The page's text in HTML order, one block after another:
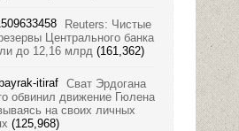
Reuters: Чистые
Центрального банка
до 12,16 млрд (161,362)
Сват Эрдогана
обвинил движение Гюлена
на своих личных
(125,968)